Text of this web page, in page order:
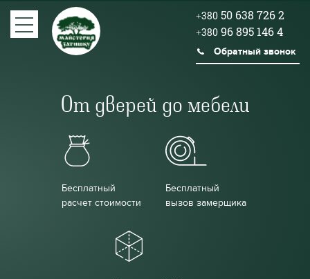
+380 50 638 726 2
+380 96 895 146 4
Обратный звонок
От дверей до мебели
Бесплатный
расчет стоимости
Бесплатный
вызов замерщика